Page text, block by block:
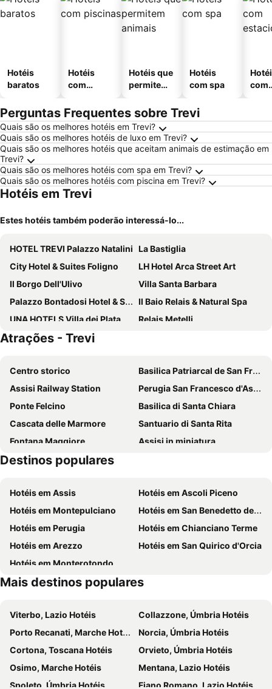
Hotéis
baratos
Hotéis
com
Hotéis que
permitem
Hotéis
com spa
com
Perguntas Frequentes sobre Trevi
Quais são os melhores hotéis em Trevi?
Quais são os melhores hotéis de luxo em Trevi?
Quais são os melhores hotéis que aceitam animais de estimação em
Trevi?
Quais são os melhores hotéis com spa em Trevi?
Quais são os melhores hotéis com piscina em Trevi?
Hotéis em Trevi
Estes hotéis também poderão interessá-lo...
HOTEL TREVI Palazzo Natalini La Bastiglia
City Hotel & Suites Foligno
LH Hotel Arca Street Art
Il Borgo Dell'Ulivo
Villa Santa Barbara
Palazzo Bontadosi Hotel & Spa
Il Baio Relais & Natural Spa
UNA HOTELS Villa dei Platani Foligno
Relais Metelli
Hotel La Torretta
Aurora Boutique Hotel & Private Spa
Villa Silvani
Torre Del Nera Albergo Diffuso & Spa
Atrações - Trevi
Centro storico
Basilica Patriarcal de San Francesco
Assisi Railway Station
Perugia San Francesco d'Assisi – Umbria International Airport
Ponte Felcino
Basilica di Santa Chiara
Cascata delle Marmore
Santuario di Santa Rita
Fontana Maggiore
Assisi in miniatura
Santuario di Santa Rita da Cascia
Centro città di Bevagna
Le Infiorate
Centro storico di Spello
Festival dei Due Mondi
Basilica San Pietro
Colfiorito
Santuario di Rivotorto
Bosco
Fontignano
Sagra dello Spaghetto al Laghetto
Rocca Varano
Destinos populares
Hotéis em Assis
Hotéis em Ascoli Piceno
Hotéis em Montepulciano
Hotéis em San Benedetto del Tronto
Hotéis em Perugia
Hotéis em Chianciano Terme
Hotéis em Arezzo
Hotéis em San Quirico d'Orcia
Hotéis em Monterotondo
Mais destinos populares
Viterbo, Lazio Hotéis
Collazzone, Úmbria Hotéis
Porto Recanati, Marche Hotéis
Norcia, Úmbria Hotéis
Cortona, Toscana Hotéis
Orvieto, Úmbria Hotéis
Osimo, Marche Hotéis
Mentana, Lazio Hotéis
Spoleto, Úmbria Hotéis
Fiano Romano, Lazio Hotéis